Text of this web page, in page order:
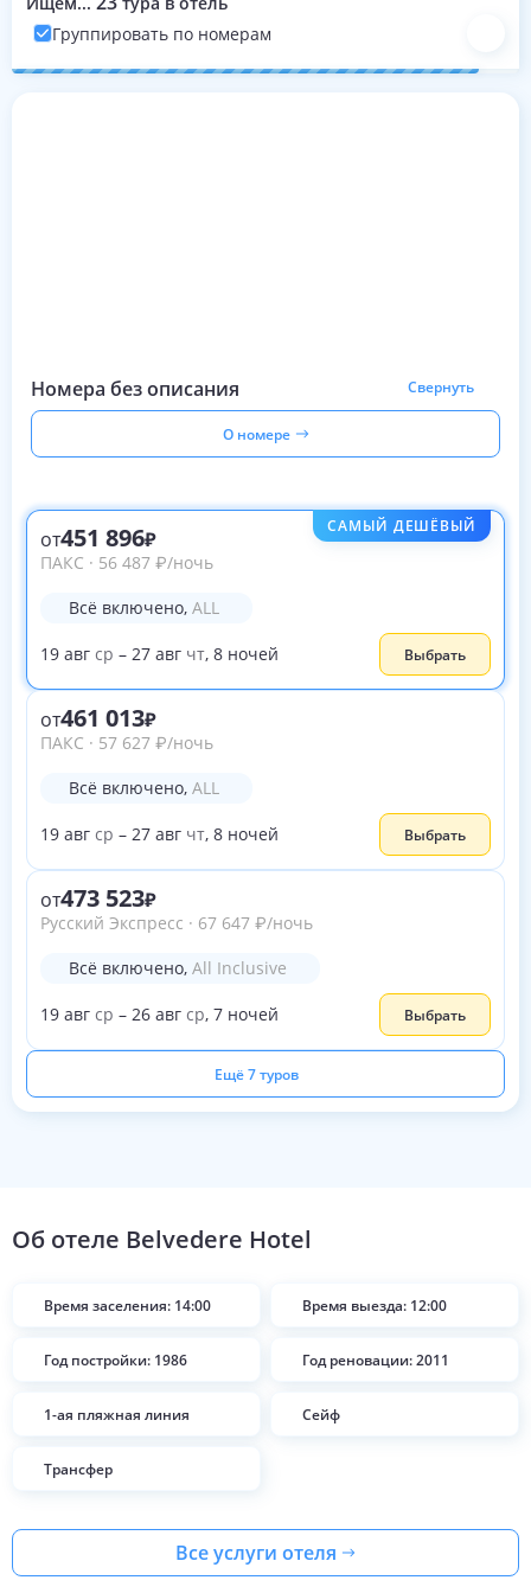
Группировать по номерам
Номера без описания Свернуть
О номере
САМЫЙ ДЕШЁВЫЙ
от451 896
ПАКС · 56 487 ₽/ночь
Всё включено, ALL
19 авг ср – 27 авг чт, 8 ночей Выбрать
от461 013
ПАКС · 57 627 ₽/ночь
Всё включено, ALL
19 авг ср – 27 авг чт, 8 ночей Выбрать
от473 523
Русский Экспресс · 67 647 ₽/ночь
Всё включено, All Inclusive
19 авг ср – 26 авг ср, 7 ночей Выбрать
Ещё 7 туров
Об отеле Belvedere Hotel
Время заселения: 14:00 Время выезда: 12:00
Год постройки: 1986 Год реновации: 2011
1-ая пляжная линия Сейф
Трансфер
Все услуги отеля